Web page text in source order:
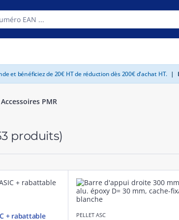
et bénéficiez de 20€ HT de réduction dès 200€ d'achat HT. |
Accessoires PMR
produits)
+ rabattable
PELLET ASC